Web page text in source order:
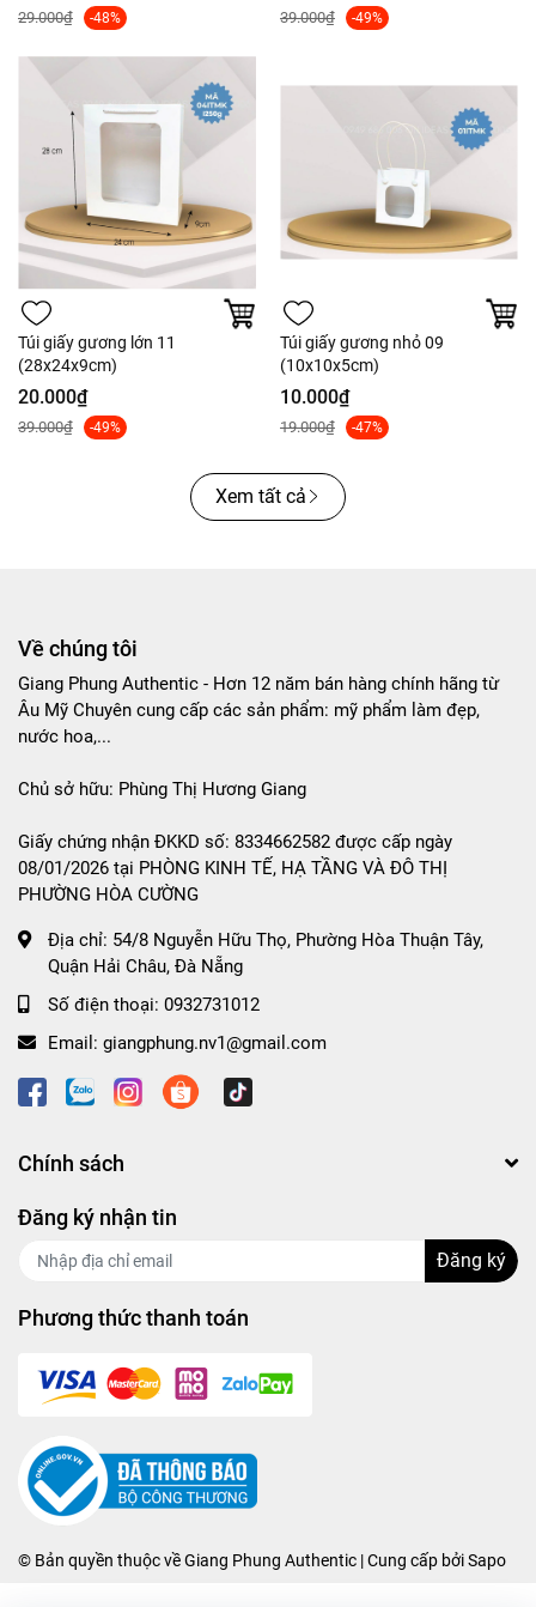
29.000₫ -48% 39.000₫ -49%
Túi giấy gương lớn 11
(28x24x9cm)
20.000₫
39.000₫ -49%
Túi giấy gương nhỏ 09
(10x10x5cm)
10.000₫
19.000₫ -47%
Xem tất cả
Về chúng tôi
Giang Phung Authentic - Hơn 12 năm bán hàng chính hãng từ
Âu Mỹ Chuyên cung cấp các sản phẩm: mỹ phẩm làm đẹp,
nước hoa,...
Chủ sở hữu: Phùng Thị Hương Giang
Giấy chứng nhận ĐKKD số: 8334662582 được cấp ngày
08/01/2026 tại PHÒNG KINH TẾ, HẠ TẦNG VÀ ĐÔ THỊ
PHƯỜNG HÒA CƯỜNG
Địa chỉ: 54/8 Nguyễn Hữu Thọ, Phường Hòa Thuận Tây,
Quận Hải Châu, Đà Nẵng
Số điện thoại: 0932731012
Email: giangphung.nv1@gmail.com
Chính sách
Đăng ký nhận tin
Đăng ký
Phương thức thanh toán
© Bản quyền thuộc vềGiang Phung Authentic | Cung cấp bởiSapo